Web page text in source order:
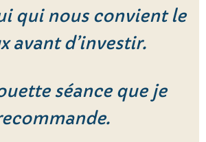
qui nous convient le
avant d’investir.
séance que je